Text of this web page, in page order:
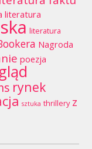
literatura
literatura
Nagroda
poezja
rynek
sztuka thrillery z